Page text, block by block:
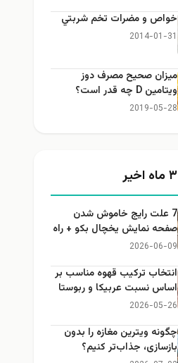
خواص و مضرات تخم شربتي
2014-01-31
میزان صحیح مصرف دوز
ویتامین D چه قدر است؟
2019-05-28
7 علت رایج خاموش شدن
صفحه نمایش یخچال بکو + راه
حل
2026-06-09
انتخاب ترکیب قهوه مناسب بر
اساس نسبت عربیکا و ربوستا
2026-05-26
چگونه ویترین مغازه را بدون
بازسازی، جذاب‌تر کنیم؟